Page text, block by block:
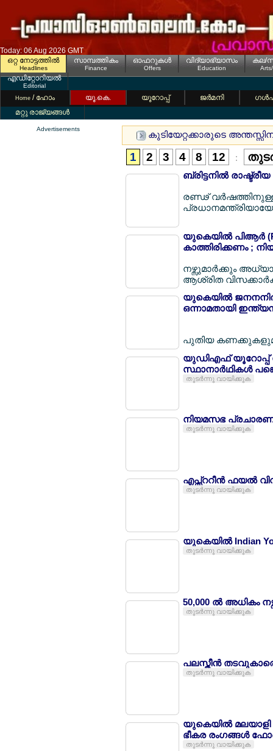
Today: 06 Aug 2026 GMT
ഒറ്റ നോട്ടത്തില്‍
Headlines
സാമ്പത്തികം
Finance
ഓഫറുകള്‍
Offers
വിദ്യാഭ്യാസം
Education
കല/
എഡിറ്റോറിയല്‍
Editorial
Home / ഹോം യൂ.കെ. യൂറോപ്പ് ജര്‍മനി
മറ്റു രാജ്യങ്ങള്‍
Advertisements
കുടിയേറ്റക്കാരുടെ
1 2 3 4 8 12 :
ബ്രിട്ടനില്‍
രണ്ഢ്
യുകെയില്‍ പിആര്‍
കാത്തിരിക്കണം ;
നഴ്സുമാര്‍ക്കും
ആശ്രിത വിസക്കാര്‍ക്ക്
യുകെയില്‍
ഒന്നാമതായി
പുതിയ
യുഡിഎഫ് യൂറോപ്പ്
സ്ഥാനാര്‍ഥികള്‍
തുടര്‍ന്നു വായിക്കുക
നിയമസഭ
തുടര്‍ന്നു വായിക്കുക
എപ്സ്ററീന്‍ ഫയല്‍
തുടര്‍ന്നു വായിക്കുക
യുകെയില്‍ Indian
തുടര്‍ന്നു വായിക്കുക
50,000 ല്‍ അധികം
തുടര്‍ന്നു വായിക്കുക
പലസ്തീന്‍
തുടര്‍ന്നു വായിക്കുക
യുകെയില്‍ മലയാളി
ഭീകര രംഗങ്ങള്‍
തുടര്‍ന്നു വായിക്കുക